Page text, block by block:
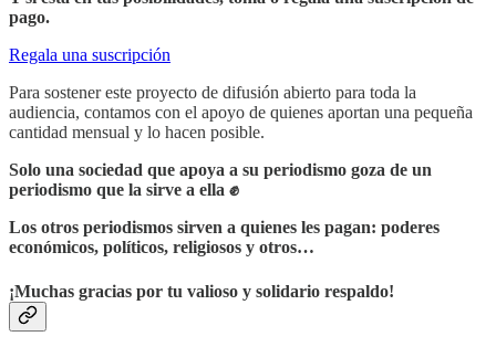
pago.
Regala una suscripción
Para sostener este proyecto de difusión abierto para toda la
audiencia, contamos con el apoyo de quienes aportan una pequeña
cantidad mensual y lo hacen posible.
Solo una sociedad que apoya a su periodismo goza de un
periodismo que la sirve a ella ✊
Los otros periodismos sirven a quienes les pagan: poderes
económicos, políticos, religiosos y otros…
¡Muchas gracias por tu valioso y solidario respaldo!